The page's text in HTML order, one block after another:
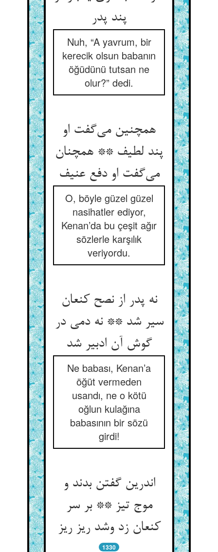
پند پدر
Nuh, “A yavrum, bir
kerecik olsun babanın
öğüdünü tutsan ne
olur?” dedi.
همچنین می‌گفت او
پند لطیف ** همچنان
می‌گفت او دفع عنیف
O, böyle güzel güzel
nasihatler ediyor,
Kenan’da bu çeşit ağır
sözlerle karşılık
veriyordu.
نه پدر از نصح کنعان
سیر شد ** نه دمی در
گوش آن ادبیر شد
Ne babası, Kenan’a
öğüt vermeden
usandı, ne o kötü
oğlun kulağına
babasının bir sözü
girdi!
اندرین گفتن بدند و
موج تیز ** بر سر
کنعان زد وشد ریز ریز
1330